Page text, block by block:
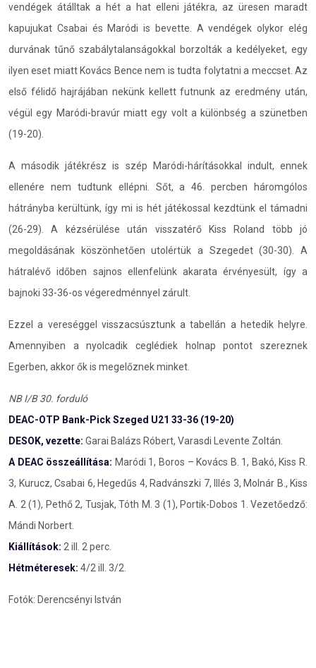
vendégek átálltak a hét a hat elleni játékra, az üresen maradt
kapujukat Csabai és Maródi is bevette. A vendégek olykor elég
durvának tűnő szabálytalanságokkal borzolták a kedélyeket, egy
ilyen eset miatt Kovács Bence nem is tudta folytatni a meccset. Az
első félidő hajrájában nekünk kellett futnunk az eredmény után,
végül egy Maródi-bravúr miatt egy volt a különbség a szünetben
(19-20).
A második játékrész is szép Maródi-hárításokkal indult, ennek
ellenére nem tudtunk ellépni. Sőt, a 46. percben háromgólos
hátrányba kerültünk, így mi is hét játékossal kezdtünk el támadni
(26-29). A kézsérülése után visszatérő Kiss Roland több jó
megoldásának köszönhetően utolértük a Szegedet (30-30). A
hátralévő időben sajnos ellenfelünk akarata érvényesült, így a
bajnoki 33-36-os végeredménnyel zárult.
Ezzel a vereséggel visszacsúsztunk a tabellán a hetedik helyre.
Amennyiben a nyolcadik ceglédiek holnap pontot szereznek
Egerben, akkor ők is megelőznek minket.
NB I/B 30. forduló
DEAC-OTP Bank-Pick Szeged U21 33-36 (19-20)
DESOK, vezette: Garai Balázs Róbert, Varasdi Levente Zoltán.
A DEAC összeállítása: Maródi 1, Boros – Kovács B. 1, Bakó, Kiss R.
3, Kurucz, Csabai 6, Hegedűs 4, Radvánszki 7, Illés 3, Molnár B., Kiss
A. 2 (1), Pethő 2, Tusjak, Tóth M. 3 (1), Portik-Dobos 1. Vezetőedző:
Mándi Norbert.
Kiállítások: 2 ill. 2 perc.
Hétméteresek: 4/2 ill. 3/2.
Fotók: Derencsényi István